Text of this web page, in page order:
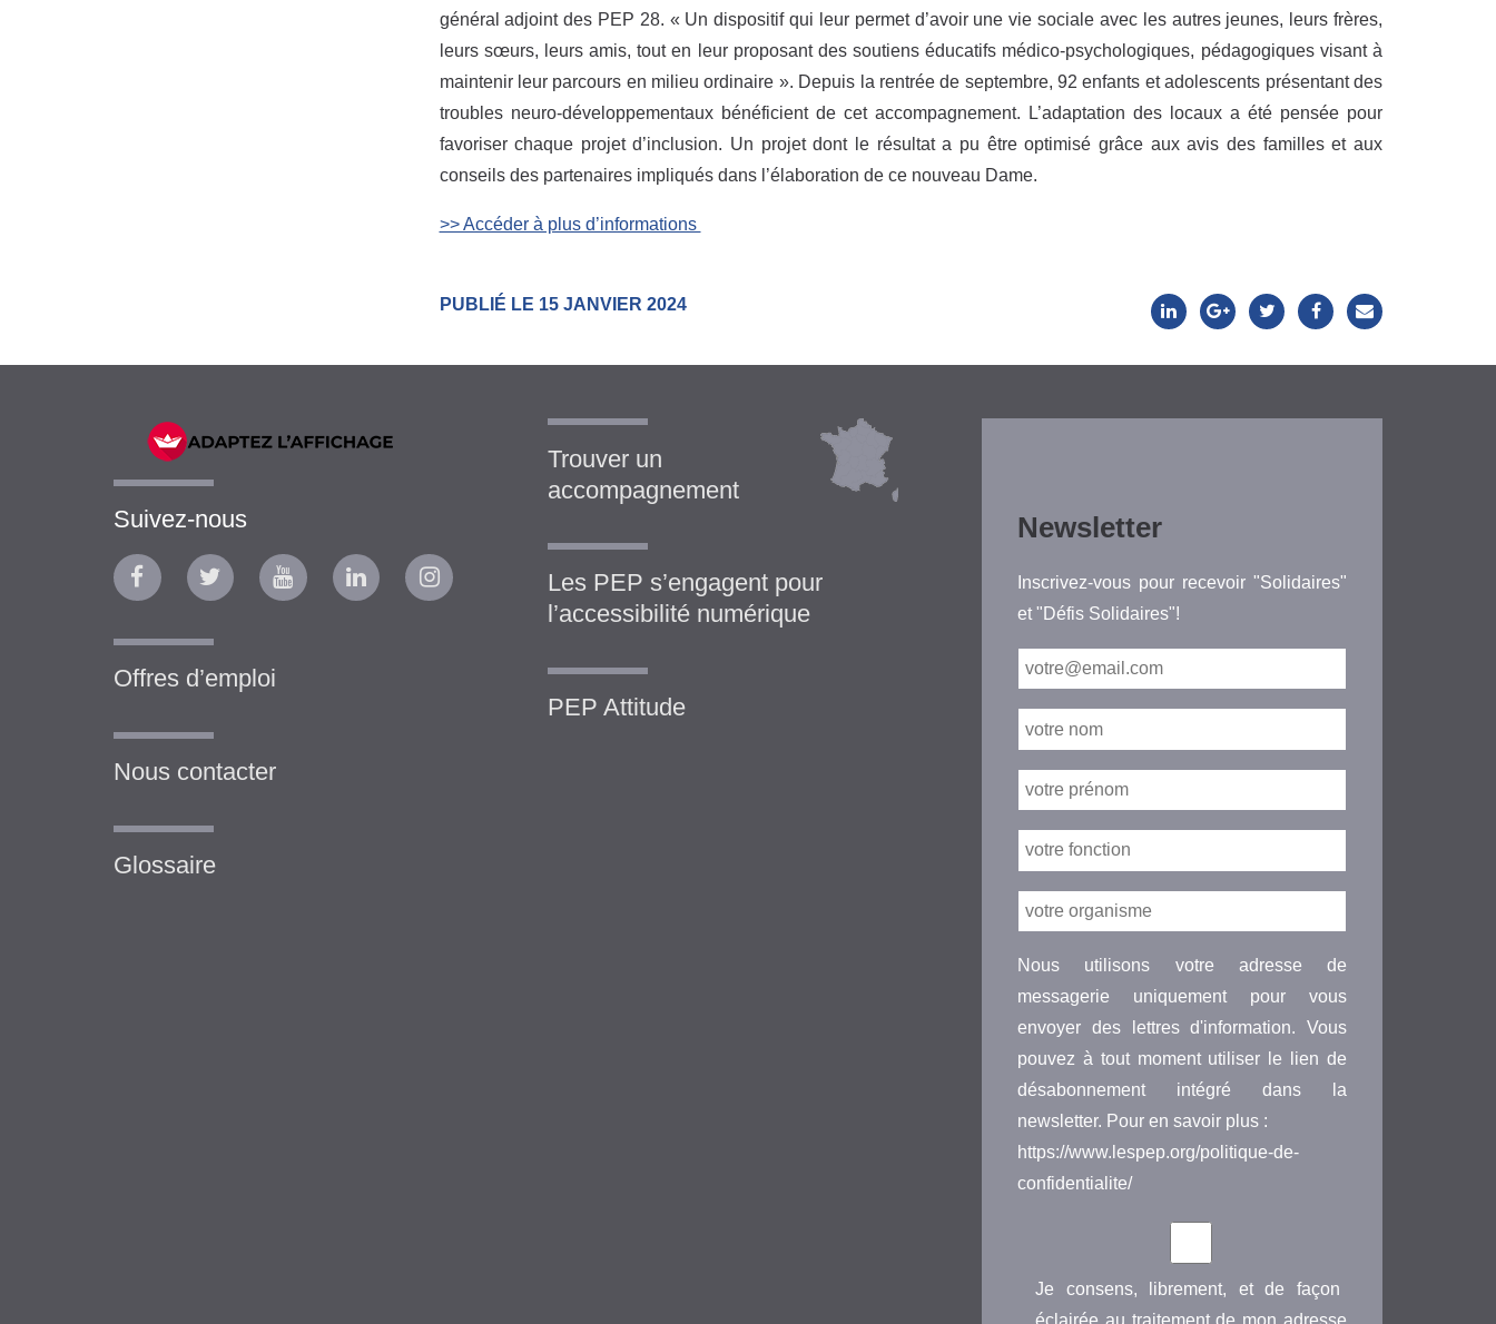
général adjoint des PEP 28. « Un dispositif qui leur permet d’avoir une vie sociale avec les autres jeunes, leurs frères,
leurs sœurs, leurs amis, tout en leur proposant des soutiens éducatifs médico-psychologiques, pédagogiques visant à
maintenir leur parcours en milieu ordinaire ». Depuis la rentrée de septembre, 92 enfants et adolescents présentant des
troubles neuro-développementaux bénéficient de cet accompagnement. L’adaptation des locaux a été pensée pour
favoriser chaque projet d’inclusion. Un projet dont le résultat a pu être optimisé grâce aux avis des familles et aux
conseils des partenaires impliqués dans l’élaboration de ce nouveau Dame.
>> Accéder à plus d’informations
PUBLIÉ LE 15 JANVIER 2024
Suivez-nous
Offres d’emploi
Nous contacter
Glossaire
Trouver un
accompagnement
Les PEP s’engagent pour
l’accessibilité numérique
PEP Attitude
Newsletter
Inscrivez-vous pour recevoir "Solidaires"
et "Défis Solidaires"!
Nous utilisons votre adresse de
messagerie uniquement pour vous
envoyer des lettres d'information. Vous
pouvez à tout moment utiliser le lien de
désabonnement intégré dans la
newsletter. Pour en savoir plus :
https://www.lespep.org/politique-de-
confidentialite/
Je consens, librement, et de façon